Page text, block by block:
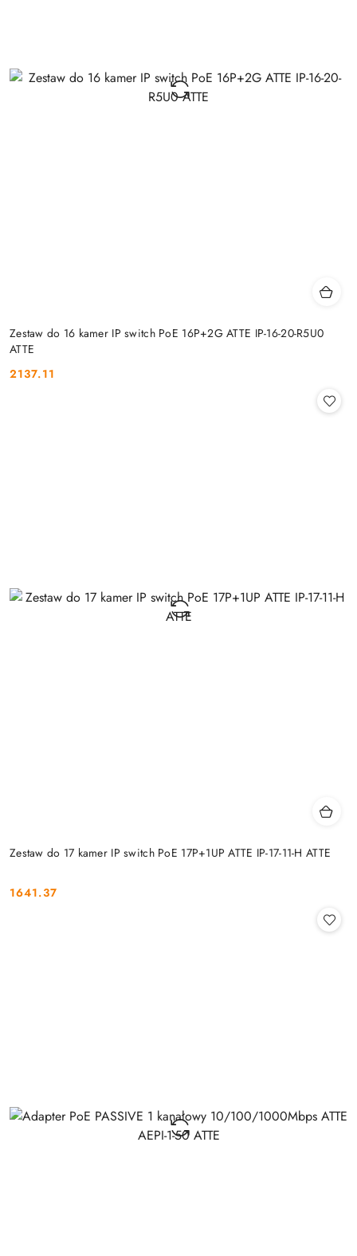
Zestaw do 16 kamer IP switch PoE 16P+2G ATTE IP-16-20-R5U0
ATTE
Cena:
2137.11
Zestaw do 17 kamer IP switch PoE 17P+1UP ATTE IP-17-11-H ATTE
Cena:
1641.37